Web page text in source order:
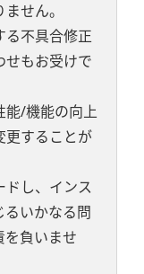
せん。
る不具合修正
せもお受けで
能/機能の向上
更することが
し、インス
るいかなる問
を負いませ